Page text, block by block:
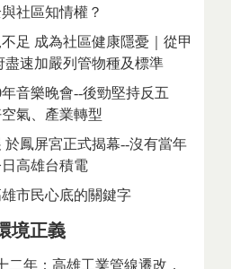
社區知情權？
足 成為社區健康隱憂｜從甲
盡速加嚴列管物種及標準
音樂晚會--後勁堅持反五
氣、產業轉型
於鳳屏宮正式揭幕--沒有當年
高雄台積電
市民心底的關鍵字
境正義
二年：高雄工業管線遷改，